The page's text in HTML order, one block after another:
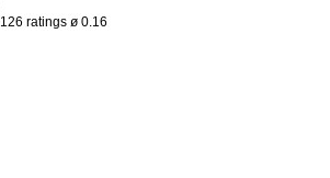
126 ratings ø 0.16